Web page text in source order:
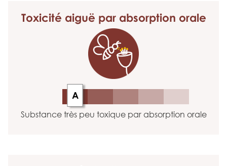
Toxicité aiguë par absorption orale
A
Substance très peu toxique par absorption orale